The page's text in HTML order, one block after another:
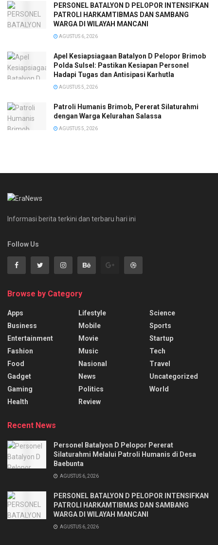
PERSONEL BATALYON D PELOPOR INTENSIFKAN
PATROLI HARKAMTIBMAS DAN SAMBANG
WARGA DI WILAYAH MANCANI
AGUSTUS 6, 2026
Apel Kesiapsiagaan Batalyon D Pelopor Brimob
Polda Sulsel: Pastikan Kesiapan Personel
Hadapi Tugas dan Antisipasi Karhutla
AGUSTUS 5, 2026
Patroli Humanis Brimob, Pererat Silaturahmi
dengan Warga Kelurahan Salassa
AGUSTUS 5, 2026
Informasi berita terkini dan terbaru hari ini
Follow Us
Browse by Category
Apps
Business
Entertainment
Fashion
Food
Gadget
Gaming
Health
Lifestyle
Mobile
Movie
Music
Nasional
News
Politics
Review
Science
Sports
Startup
Tech
Travel
Uncategorized
World
Recent News
Personel Batalyon D Pelopor Pererat
Silaturahmi Melalui Patroli Humanis di Desa
Baebunta
AGUSTUS 6, 2026
PERSONEL BATALYON D PELOPOR INTENSIFKAN
PATROLI HARKAMTIBMAS DAN SAMBANG
WARGA DI WILAYAH MANCANI
AGUSTUS 6, 2026